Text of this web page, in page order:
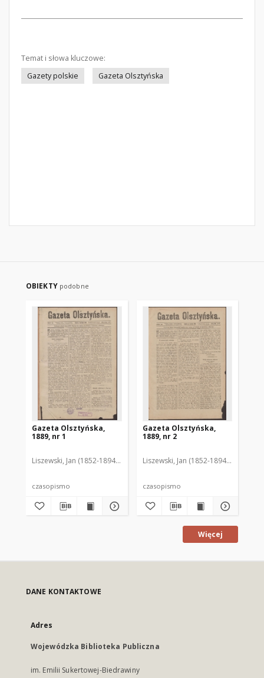
Temat i słowa kluczowe:
Gazety polskie
Gazeta Olsztyńska
OBIEKTY podobne
Gazeta Olsztyńska,
1889, nr 1
Liszewski, Jan (1852-1894). Red.
czasopismo
Gazeta Olsztyńska,
1889, nr 2
Liszewski, Jan (1852-1894). Red.
czasopismo
Więcej
DANE KONTAKTOWE
Adres
Wojewódzka Biblioteka Publiczna
im. Emilii Sukertowej-Biedrawiny